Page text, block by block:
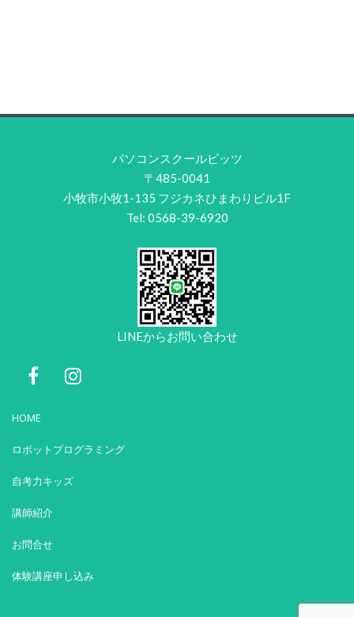
パソコンスクールビッツ
〒485-0041
小牧市小牧1-135 フジカネひまわりビル1F
Tel: 0568-39-6920
LINEからお問い合わせ
HOME
ロボットプログラミング
自考力キッズ
講師紹介
お問合せ
体験講座申し込み